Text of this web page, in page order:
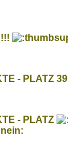
- PLATZ 39
- PLATZ